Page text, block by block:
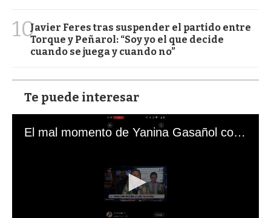
10Javier Feres tras suspender el partido entre
Torque y Peñarol: “Soy yo el que decide
cuando se juega y cuando no”
Te puede interesar
El mal momento de Yanina Gasañol con un hincha argentino en "Subrayado"